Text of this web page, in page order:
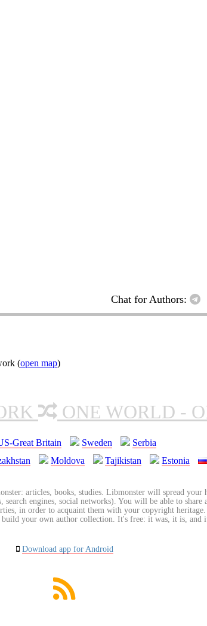
Chat for Authors:
(open map)
ONE WORLD -
Great Britain Sweden
Serbia
Moldova Tajikistan Estonia
articles, books, studies. Libmonster will spread your
engines, social networks). You will be able to
in order to acquaint them with your copyright
your own author collection. It's free: it was, it is, and
Download app for Android